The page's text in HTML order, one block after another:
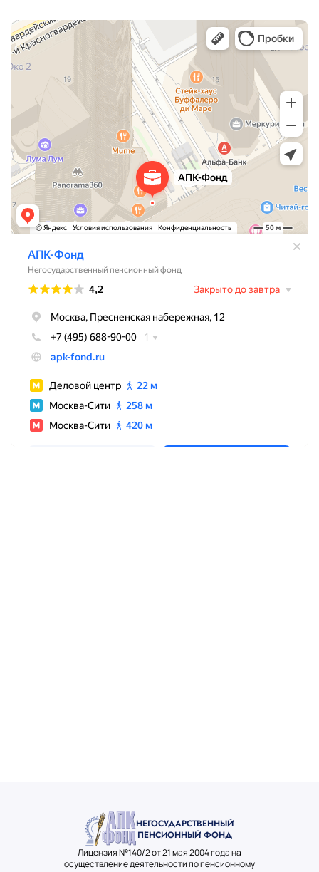
АПК-Фонд
Негосударственный пенсионный фонд в Москве
НЕГОСУДАРСТВЕННЫЙ
ПЕНСИОННЫЙ ФОНД
Лицензия №140/2 от 21 мая 2004 года на
осуществление деятельности по пенсионному